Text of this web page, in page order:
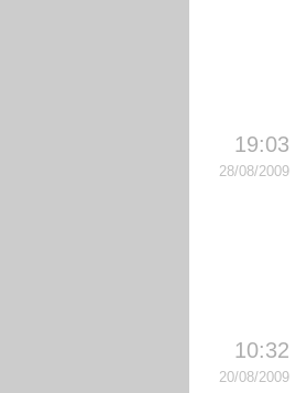
19:03
28/08/2009
10:32
20/08/2009